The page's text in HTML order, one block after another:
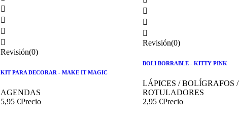




Revisión(0)
KIT PARA DECORAR - MAKE IT MAGIC
AGENDAS
5,95 €Precio



Revisión(0)
BOLI BORRABLE - KITTY PINK
LÁPICES / BOLÍGRAFOS /
ROTULADORES
2,95 €Precio